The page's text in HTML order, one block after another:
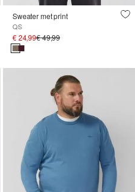
Sweater met print
QS
€ 24,99€ 49,99